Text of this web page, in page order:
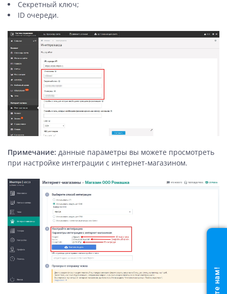
Секретный ключ;
ID очереди.
Примечание: данные параметры вы можете просмотреть
при настройке интеграции с интернет-магазином.